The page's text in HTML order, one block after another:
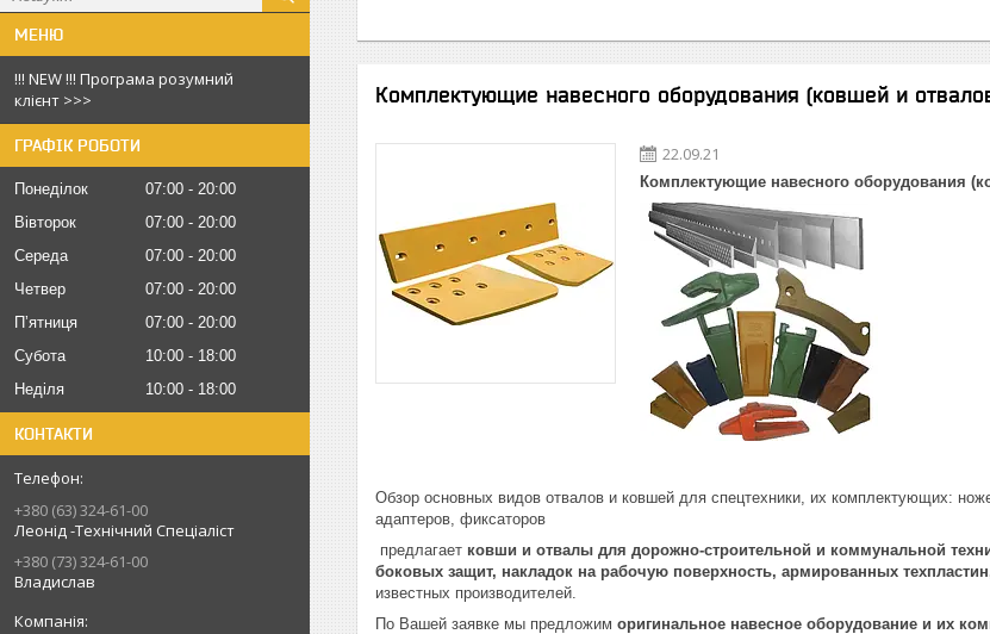
!!! NEW !!! Програма розумний
клієнт >>>
ГРАФІК РОБОТИ
Понеділок 07:00
20:00
Вівторок
07:00
20:00
Середа
07:00
20:00
Четвер
07:00
20:00
Пʼятниця
07:00
20:00
Субота
10:00
18:00
Неділя
10:00 18:00
КОНТАКТИ
+380 (63) 324-61-00
Леонід -Технічний Спеціаліст
+380 (73) 324-61-00
Владислав
Комплектующие навесного оборудования (ковшей и
22.09.21
Комплектующие навесного оборудования
Обзор основных видов отвалов и ковшей для спецтехники, их комплектующих:
адаптеров, фиксаторов
предлагает ковши и отвалы для дорожно-строительной и коммунальной
боковых защит, накладок на рабочую поверхность, армированных
известных производителей.
По Вашей заявке мы предложим оригинальное навесное оборудование и их